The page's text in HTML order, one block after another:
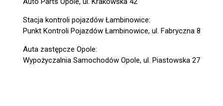
Stacja kontroli pojazdów Łambinowice:
Punkt Kontroli Pojazdów Łambinowice, ul. Fabryczna 8
Auta zastępcze Opole:
Wypożyczalnia Samochodów Opole, ul. Piastowska 27